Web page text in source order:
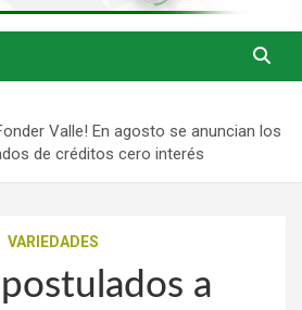
Valle! En agosto se anuncian los
de créditos cero interés
VARIEDADES
a